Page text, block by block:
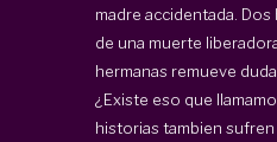
madre accidentada.
de una muerte
hermanas remueve
¿Existe eso que
historias tambien sufren